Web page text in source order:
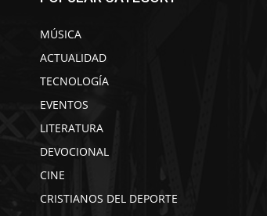
MÚSICA
ACTUALIDAD
TECNOLOGÍA
EVENTOS
LITERATURA
DEVOCIONAL
CINE
CRISTIANOS DEL DEPORTE